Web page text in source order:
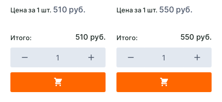
Цена за 1 шт. 510 руб.
Итого: 510 руб.
Цена за 1 шт. 550 руб.
Итого: 550 руб.